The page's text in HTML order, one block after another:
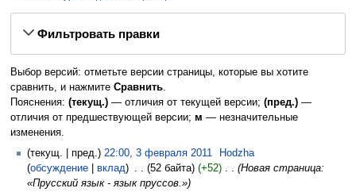
Фильтровать правки
Выбор версий: отметьте версии страницы, которые вы хотите
сравнить, и нажмите Сравнить.
Пояснения: (текущ.)— отличия от текущей версии; (пред.)—
отличия от предшествующей версии; м — незначительные
изменения.
текущ.
пред. 22:00, 3 февраля 2011
Hodzha
обсуждение
вклад 52 байта +52 ‎
Новая страница:
«Прусский язык - язык пруссов.»